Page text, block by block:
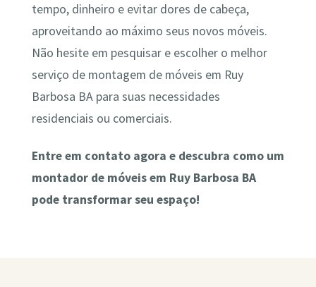
tempo, dinheiro e evitar dores de cabeça,
aproveitando ao máximo seus novos móveis.
Não hesite em pesquisar e escolher o melhor
serviço de montagem de móveis em Ruy
Barbosa BA para suas necessidades
residenciais ou comerciais.
Entre em contato agora e descubra como um
montador de móveis em Ruy Barbosa BA
pode transformar seu espaço!